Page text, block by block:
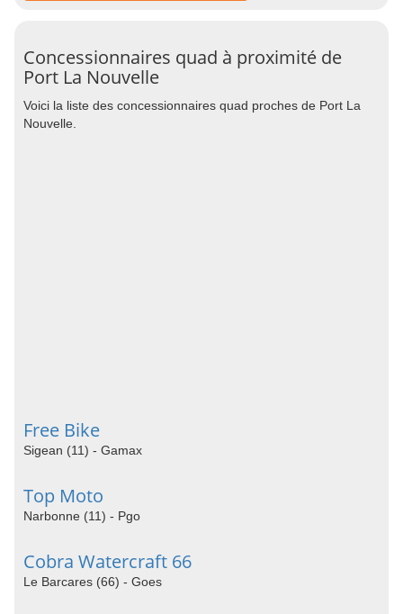
Concessionnaires quad à proximité de
Port La Nouvelle
Voici la liste des concessionnaires quad proches de Port La
Nouvelle.
Free Bike
Sigean (11) - Gamax
Top Moto
Narbonne (11) - Pgo
Cobra Watercraft 66
Le Barcares (66) - Goes